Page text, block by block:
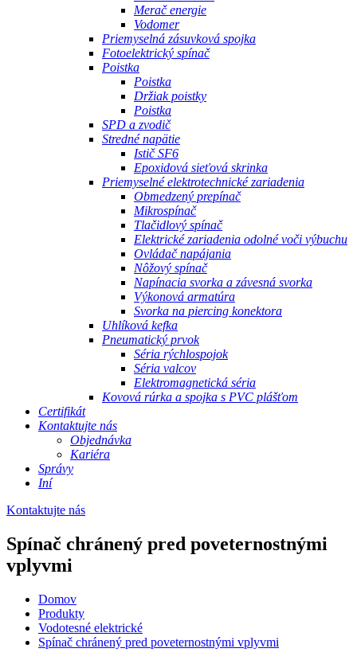
Merač energie
Vodomer
Priemyselná zásuvková spojka
Fotoelektrický spínač
Poistka
Poistka
Držiak poistky
Poistka
SPD a zvodič
Stredné napätie
Istič SF6
Epoxidová sieťová skrinka
Priemyselné elektrotechnické zariadenia
Obmedzený prepínač
Mikrospínač
Tlačidlový spínač
Elektrické zariadenia odolné voči výbuchu
Ovládač napájania
Nôžový spínač
Napínacia svorka a závesná svorka
Výkonová armatúra
Svorka na piercing konektora
Uhlíková kefka
Pneumatický prvok
Séria rýchlospojok
Séria valcov
Elektromagnetická séria
Kovová rúrka a spojka s PVC plášťom
Certifikát
Kontaktujte nás
Objednávka
Kariéra
Správy
Iní
Kontaktujte nás
Spínač chránený pred poveternostnými
vplyvmi
Domov
Produkty
Vodotesné elektrické
Spínač chránený pred poveternostnými vplyvmi